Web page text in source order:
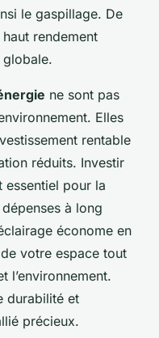
le gaspillage. De
rendement
globale.
ne sont pas
Elles
rentable
réduits. Investir
essentiel pour la
à long
économe en
votre espace tout
l’environnement.
durabilité et
précieux.